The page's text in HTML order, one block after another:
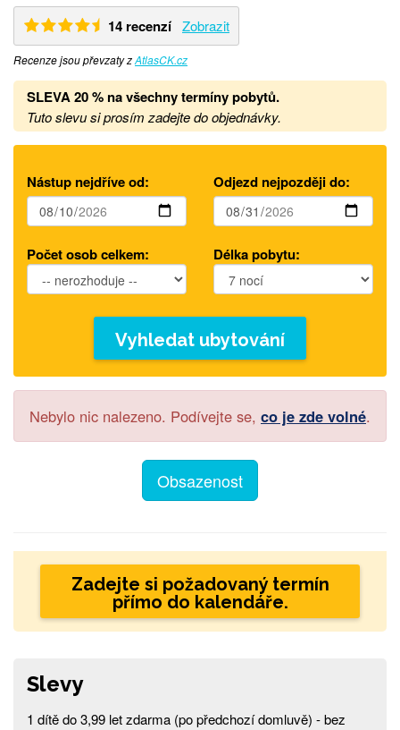
14 recenzí Zobrazit
Recenze jsou převzaty zAtlasCK.cz
SLEVA 20 % navšechny termíny pobytů.
Tuto slevu si prosím zadejte do objednávky.
Nástup nejdříve od: Odjezd nejpozději do:
Počet osob celkem: Délka pobytu:
Vyhledat ubytování
Nebylo nic nalezeno. Podívejte se, co je zde volné.
Obsazenost
Zadejte si požadovaný termín
přímo do kalendáře.
Slevy
1 dítě do 3,99 let zdarma (po předchozí domluvě) - bez